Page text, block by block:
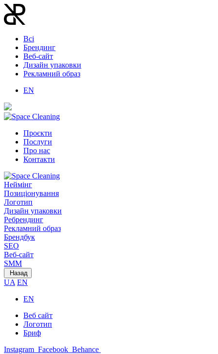
Всі
Брендинг
Веб-сайт
Дизайн упаковки
Рекламний образ
EN
Проєкти
Послуги
Про нас
Контакти
Неймінг
Позиціонування
Логотип
Дизайн упаковки
Ребрендинг
Рекламний образ
Брендбук
SEO
Веб-сайт
SMM
Назад
UA EN
EN
Веб сайт
Логотип
Бриф
Instagram Facebook Behance